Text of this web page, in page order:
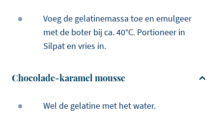
Voeg de gelatinemassa toe en emulgeer
met de boter bij ca. 40°C. Portioneer in
Silpat en vries in.
Chocolade-karamel mousse
Wel de gelatine met het water.